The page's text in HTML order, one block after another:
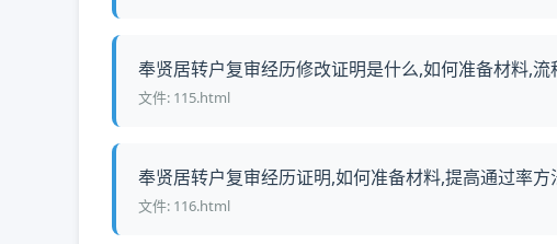
奉贤居转户复审经历修改证明是什么,如何准备材料,流
文件: 115.html
奉贤居转户复审经历证明,如何准备材料,提高通过率方
文件: 116.html